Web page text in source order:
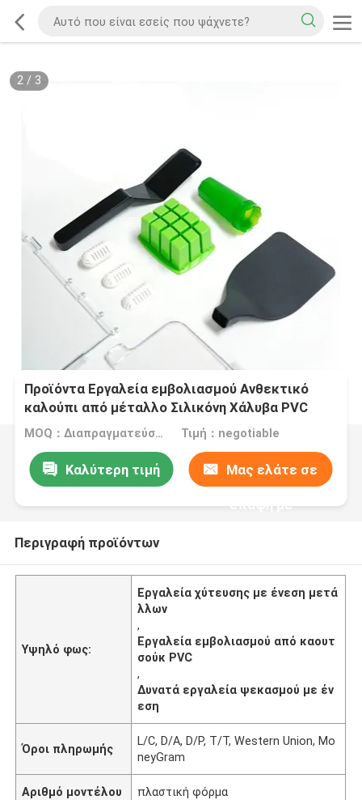
2/ 3
Προϊόντα Εργαλεία εμβολιασμού Ανθεκτικό
καλούπι από μέταλλο Σιλικόνη Χάλυβα PVC
Ρουχούμι ABS PU PP PC
MOQ：Διαπραγματεύσιμα Τιμή：negotiable
Καλύτερη τιμή Μας ελάτε σε
επαφή με
Περιγραφή προϊόντων
Υψηλό φως:
Εργαλεία χύτευσης με ένεση μετά
λλων
,
Εργαλεία εμβολιασμού από καουτ
σούκ PVC
,
Δυνατά εργαλεία ψεκασμού με έν
εση
Όροι πληρωμής
L/C, D/A, D/P, T/T, Western Union, Mo
neyGram
Αριθμό μοντέλου πλαστική φόρμα